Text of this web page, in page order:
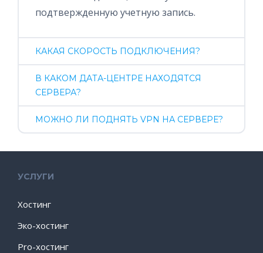
подтвержденную учетную запись.
КАКАЯ СКОРОСТЬ ПОДКЛЮЧЕНИЯ?
В КАКОМ ДАТА-ЦЕНТРЕ НАХОДЯТСЯ
СЕРВЕРА?
МОЖНО ЛИ ПОДНЯТЬ VPN НА СЕРВЕРЕ?
УСЛУГИ
Хостинг
Эко-хостинг
Pro-хостинг